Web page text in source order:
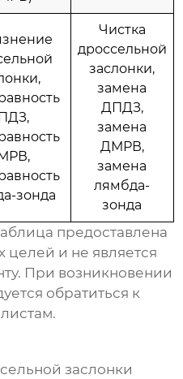
зонда
Чистка
дроссельной
заслонки,
замена
ДПДЗ,
замена
ДМРВ,
замена
лямбда-
зонда
предоставлена
и не является
При возникновении
обратиться к
заслонки